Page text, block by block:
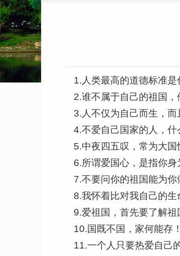
1.人类最高的道德标准
2.谁不属于自己的祖国
3.人不仅为自己而生，
4.不爱自己国家的人，
5.中夜四五叹，常为大
6.所谓爱国心，是指你
7.不要问你的祖国能为
8.我怀着比对我自己的
9.爱祖国，首先要了解
10.国既不国，家何能
11.一个人只要热爱自己